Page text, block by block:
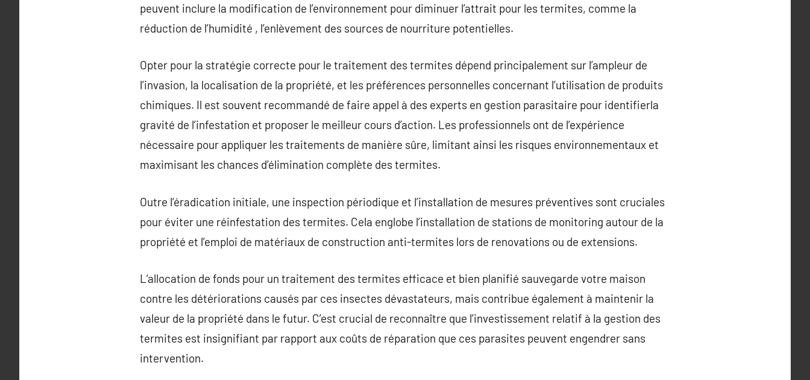
peuvent inclure la modification de l’environnement pour diminuer l’attrait pour les termites, comme la
réduction de l’humidité , l’enlèvement des sources de nourriture potentielles.
Opter pour la stratégie correcte pour le traitement des termites dépend principalement sur l’ampleur de
l’invasion, la localisation de la propriété, et les préférences personnelles concernant l’utilisation de produits
chimiques. Il est souvent recommandé de faire appel à des experts en gestion parasitaire pour identifierla
gravité de l’infestation et proposer le meilleur cours d’action. Les professionnels ont de l’expérience
nécessaire pour appliquer les traitements de manière sûre, limitant ainsi les risques environnementaux et
maximisant les chances d’élimination complète des termites.
Outre l’éradication initiale, une inspection périodique et l’installation de mesures préventives sont cruciales
pour éviter une réinfestation des termites. Cela englobe l’installation de stations de monitoring autour de la
propriété et l’emploi de matériaux de construction anti-termites lors de renovations ou de extensions.
L’allocation de fonds pour un traitement des termites efficace et bien planifié sauvegarde votre maison
contre les détériorations causés par ces insectes dévastateurs, mais contribue également à maintenir la
valeur de la propriété dans le futur. C’est crucial de reconnaître que l’investissement relatif à la gestion des
termites est insignifiant par rapport aux coûts de réparation que ces parasites peuvent engendrer sans
intervention.